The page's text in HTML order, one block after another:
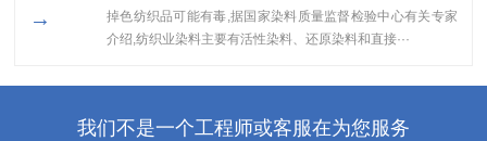
→
掉色纺织品可能有毒,据国家染料质量监督检验中心有关专家
介绍,纺织业染料主要有活性染料、还原染料和直接···
我们不是一个工程师或客服在为您服务